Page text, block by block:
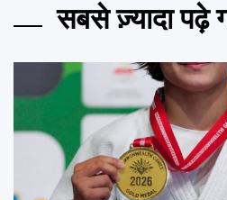
सबसे ज़्यादा पढ़े